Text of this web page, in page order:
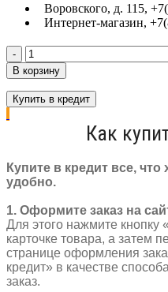
Воровского, д. 115,
Интернет-магазин,
Количество
товара
Корзина
на
руль
пластик
33
28
х
23
мм
замок
черный
В корзину
Купить в кредит
Как
Купите в кредит все,
удобно.
1. Оформите заказ на
Для этого нажмите кнопку
карточке товара, а затем
странице оформления
кредит» в качестве
заказ.